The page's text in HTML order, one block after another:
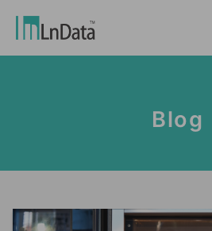
Talent & Culture
PartnerPlatform
Blog
Blog